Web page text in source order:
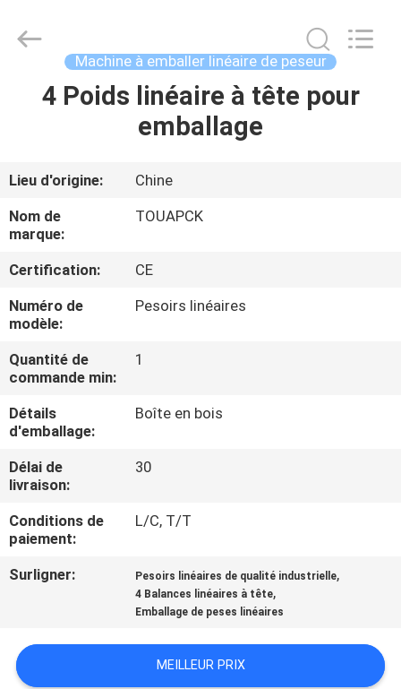
MAISON
À
PROPOS
DE
NOUS
VISITE
D'USINE
CONTRÔLE
DE
QUALITÉ
CONTACTEZ-
NOUVELLES
EQUIPMENT
Machine à emballer linéaire de peseur
4 Poids linéaire à tête pour
emballage
Lieu d'origine:
Chine
Nom de
marque:
TOUAPCK
Certification:
CE
Numéro de
modèle:
Pesoirs linéaires
Quantité de
commande min:
1
Détails
d'emballage:
Boîte en bois
Délai de
livraison:
30
Conditions de
paiement:
L/C, T/T
Surligner: Pesoirs linéaires de qualité industrielle,
4 Balances linéaires à tête,
Emballage de peses linéaires
MEILLEUR PRIX